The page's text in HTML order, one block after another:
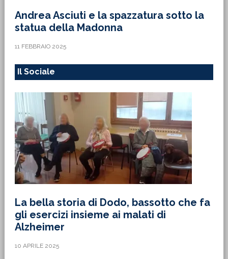
Andrea Asciuti e la spazzatura sotto la
statua della Madonna
11 FEBBRAIO 2025
Il Sociale
La bella storia di Dodo, bassotto che fa
gli esercizi insieme ai malati di
Alzheimer
10 APRILE 2025